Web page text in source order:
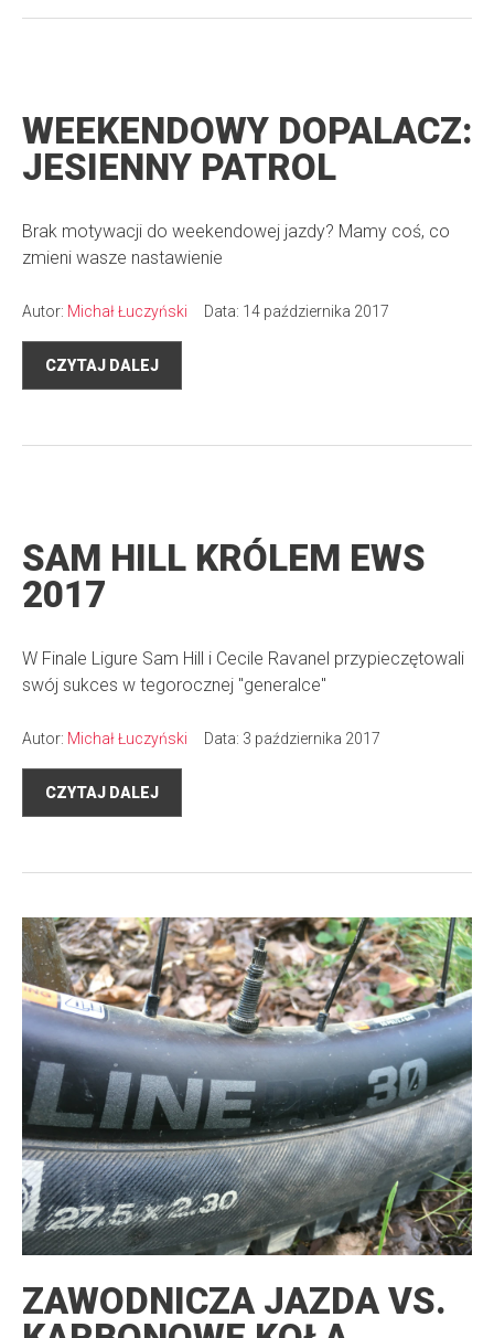
WEEKENDOWY DOPALACZ:
JESIENNY PATROL
Brak motywacji do weekendowej jazdy? Mamy coś, co
zmieni wasze nastawienie
Autor: Michał Łuczyński Data: 14 października 2017
CZYTAJ DALEJ
SAM HILL KRÓLEM EWS
2017
W Finale Ligure Sam Hill i Cecile Ravanel przypieczętowali
swój sukces w tegorocznej "generalce"
Autor: Michał Łuczyński Data: 3 października 2017
CZYTAJ DALEJ
ZAWODNICZA JAZDA VS.